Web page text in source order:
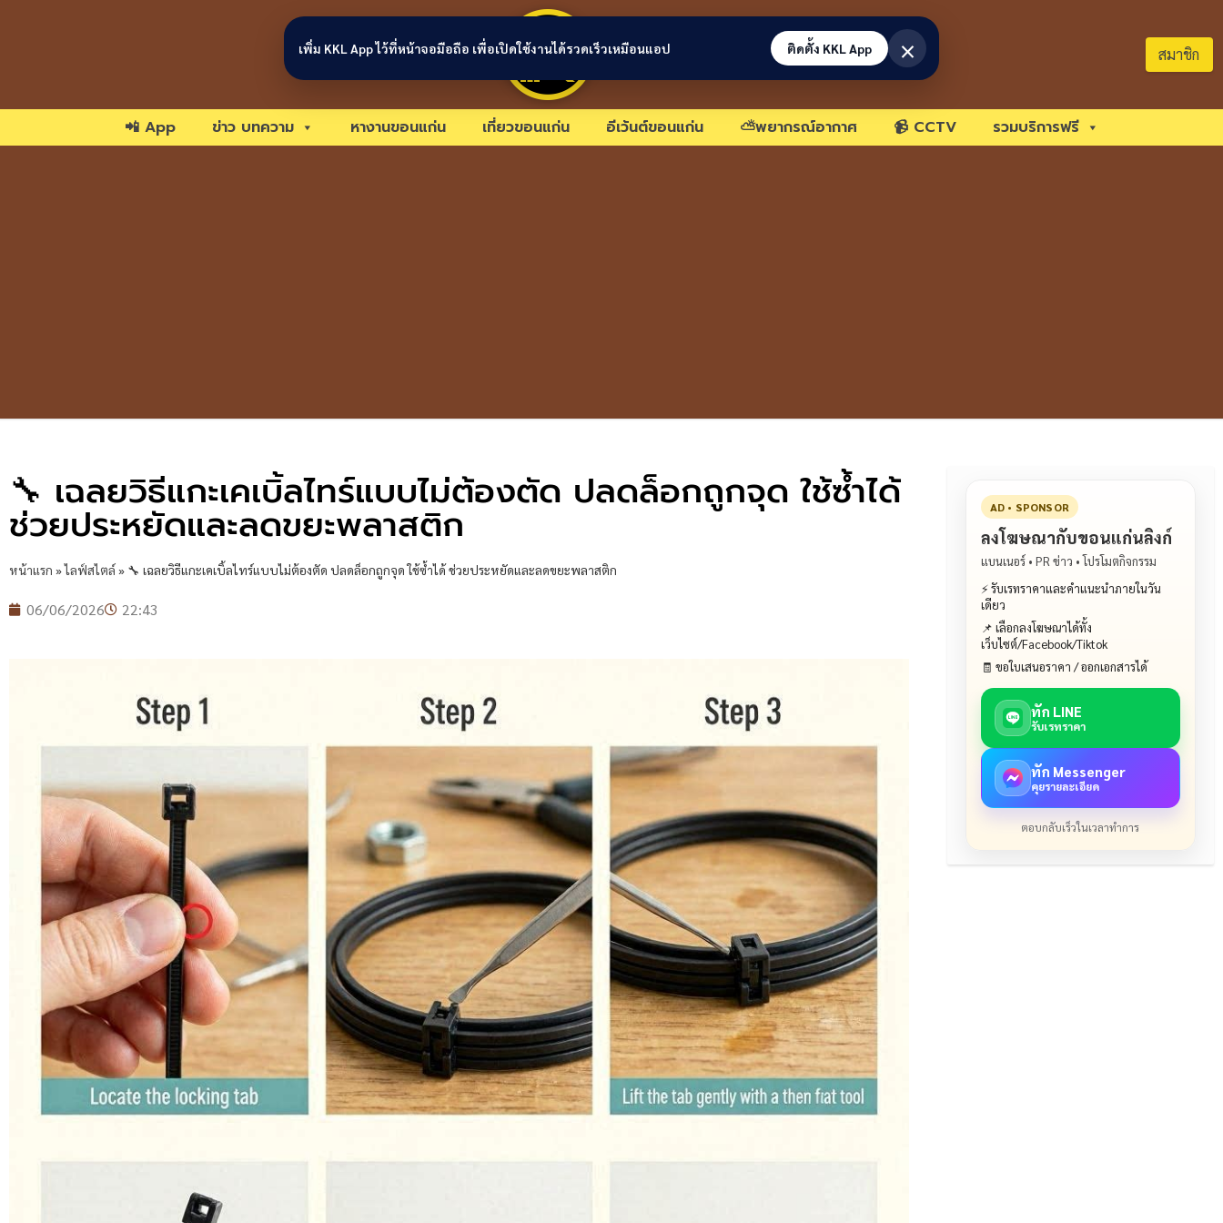
ขอนแก่นลิงก์ สมาชิก
📲 App ข่าว บทความ หางานขอนแก่น เที่ยวขอนแก่น อีเว้นต์ขอนแก่น ⛅พยากรณ์อากาศ 📹 CCTV รวมบริการฟรี
🔧 เฉลยวิธีแกะเคเบิ้ลไทร์แบบไม่ต้องตัด ปลดล็อกถูกจุด ใช้ซ้ำได้
ช่วยประหยัดและลดขยะพลาสติก
หน้าแรก »ไลฟ์สไตล์» 🔧 เฉลยวิธีแกะเคเบิ้ลไทร์แบบไม่ต้องตัด ปลดล็อกถูกจุด ใช้ซ้ำได้ ช่วยประหยัดและลดขยะพลาสติก
06/06/2026 22:43
AD • SPONSOR
ลงโฆษณากับขอนแก่นลิงก์
แบนเนอร์ • PR ข่าว • โปรโมตกิจกรรม
⚡ รับเรทราคาและคำแนะนำภายในวัน
เดียว
📌 เลือกลงโฆษณาได้ทั้ง
เว็บไซต์/Facebook/Tiktok
🧾 ขอใบเสนอราคา / ออกเอกสารได้
ทัก LINE
รับเรทราคา
ทัก Messenger
คุยรายละเอียด
ตอบกลับเร็วในเวลาทำการ
เพิ่ม KKL App ไว้ที่หน้าจอมือถือ เพื่อเปิดใช้งานได้รวดเร็วเหมือนแอป ติดตั้ง KKL App ×